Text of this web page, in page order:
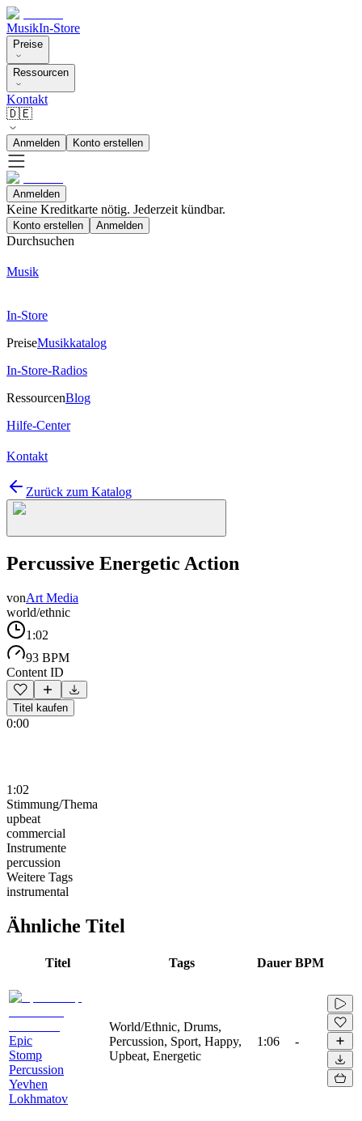
MusikIn-Store
Preise
Ressourcen
Kontakt
🇩🇪
Anmelden Konto erstellen
Anmelden
Keine Kreditkarte nötig. Jederzeit kündbar.
Konto erstellen Anmelden
Durchsuchen
Musik
In-Store
PreiseMusikkatalog
In-Store-Radios
RessourcenBlog
Hilfe-Center
Kontakt
Zurück zum Katalog
Percussive Energetic Action
vonArt Media
world/ethnic
1:02
93 BPM
Content ID
Titel kaufen
0:00
1:02
Stimmung/Thema
upbeat
commercial
Instrumente
percussion
Weitere Tags
instrumental
Ähnliche Titel
Titel Tags Dauer BPM
Epic
Stomp
Percussion
Yevhen
Lokhmatov
World/Ethnic, Drums,
Percussion, Sport, Happy,
Upbeat, Energetic
1:06 -